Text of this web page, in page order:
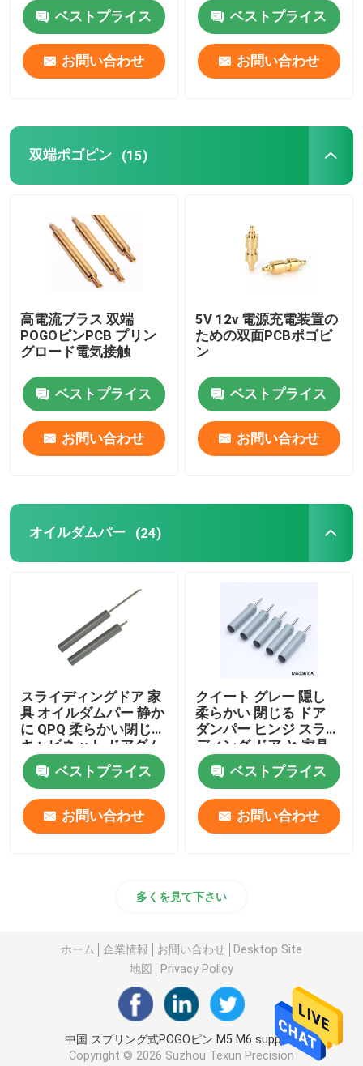
右角POGOピン
双端ポゴピン
オイルダムパー
SMT POGOピン
磁気ポゴピン
ポゴピンコネクタ
cnc精密部品
注射模具メーカー
熱で動くストーブファン
ベストプライス
お問い合わせ
ベストプライス
お問い合わせ
双端ポゴピン (15)
高電流ブラス 双端
POGOピンPCB プリン
グロード電気接触
ベストプライス
お問い合わせ
5V 12v 電源充電装置の
ための双面PCBポゴピ
ン
ベストプライス
お問い合わせ
オイルダムパー (24)
スライディングドア 家
具 オイルダムパー 静か
に QPQ 柔らかい閉じる
キャビネット ドアダム
パー
ベストプライス
お問い合わせ
クイート グレー 隠し
柔らかい 閉じる ドア
ダンパー ヒンジ スライ
ディング ドア と 家具
ドア
ベストプライス
お問い合わせ
多くを見て下さい
ホーム 企業情報 お問い合わせ
Desktop Site
地図
Privacy Policy
中国 スプリング式POGOピン M5 M6 supplier.
Copyright © 2026 Suzhou Texun Precision